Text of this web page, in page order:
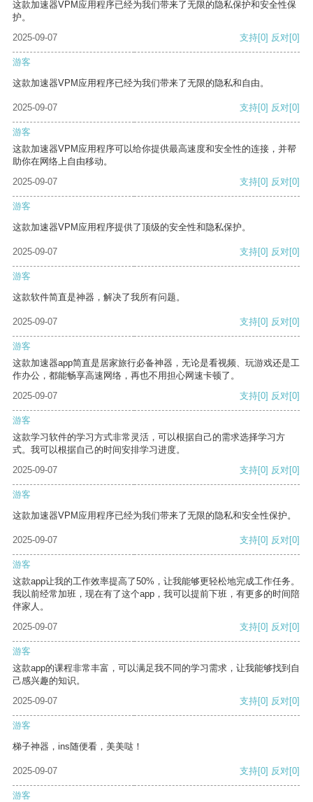
这款加速器VPM应用程序已经为我们带来了无限的隐私保护和安全性保
护。
2025-09-07
支持[0] 反对[0]
游客
这款加速器VPM应用程序已经为我们带来了无限的隐私和自由。
2025-09-07 支持[0] 反对[0]
游客
这款加速器VPM应用程序可以给你提供最高速度和安全性的连接，并帮
助你在网络上自由移动。
2025-09-07
支持[0] 反对[0]
游客
这款加速器VPM应用程序提供了顶级的安全性和隐私保护。
2025-09-07 支持[0] 反对[0]
游客
这款软件简直是神器，解决了我所有问题。
2025-09-07 支持[0] 反对[0]
游客
这款加速器app简直是居家旅行必备神器，无论是看视频、玩游戏还是工
作办公，都能畅享高速网络，再也不用担心网速卡顿了。
2025-09-07
支持[0] 反对[0]
游客
这款学习软件的学习方式非常灵活，可以根据自己的需求选择学习方
式。我可以根据自己的时间安排学习进度。
2025-09-07
支持[0] 反对[0]
游客
这款加速器VPM应用程序已经为我们带来了无限的隐私和安全性保护。
2025-09-07 支持[0] 反对[0]
游客
这款app让我的工作效率提高了50%，让我能够更轻松地完成工作任务。
我以前经常加班，现在有了这个app，我可以提前下班，有更多的时间陪
伴家人。
2025-09-07
支持[0] 反对[0]
游客
这款app的课程非常丰富，可以满足我不同的学习需求，让我能够找到自
己感兴趣的知识。
2025-09-07
支持[0] 反对[0]
游客
梯子神器，ins随便看，美美哒！
2025-09-07 支持[0] 反对[0]
游客